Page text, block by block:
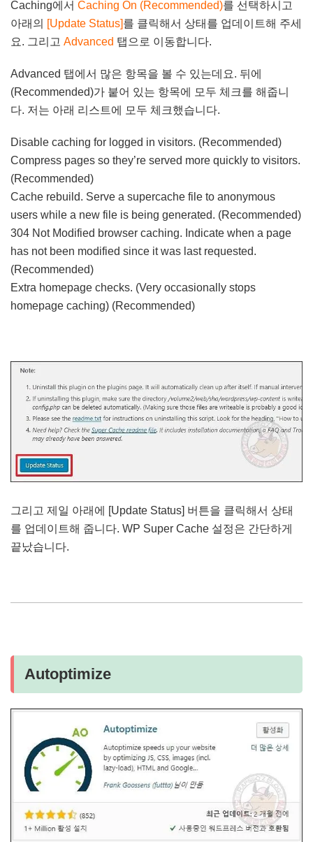
Caching에서 Caching On (Recommended)를 선택하시고
아래의 [Update Status]를 클릭해서 상태를 업데이트해 주세
요. 그리고 Advanced 탭으로 이동합니다.
Advanced 탭에서 많은 항목을 볼 수 있는데요. 뒤에
(Recommended)가 붙어 있는 항목에 모두 체크를 해줍니
다. 저는 아래 리스트에 모두 체크했습니다.
Disable caching for logged in visitors. (Recommended)
Compress pages so they’re served more quickly to visitors.
(Recommended)
Cache rebuild. Serve a supercache file to anonymous
users while a new file is being generated. (Recommended)
304 Not Modified browser caching. Indicate when a page
has not been modified since it was last requested.
(Recommended)
Extra homepage checks. (Very occasionally stops
homepage caching) (Recommended)
그리고 제일 아래에 [Update Status] 버튼을 클릭해서 상태
를 업데이트해 줍니다. WP Super Cache 설정은 간단하게
끝났습니다.
Autoptimize